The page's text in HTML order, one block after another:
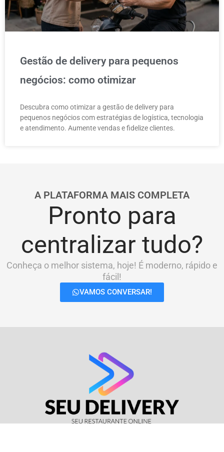
Gestão de delivery para pequenos
negócios: como otimizar
Descubra como otimizar a gestão de delivery para
pequenos negócios com estratégias de logística, tecnologia
e atendimento. Aumente vendas e fidelize clientes.
A PLATAFORMA MAIS COMPLETA
Pronto para
centralizar tudo?
Conheça o melhor sistema, hoje! É moderno, rápido e
fácil!
VAMOS CONVERSAR!